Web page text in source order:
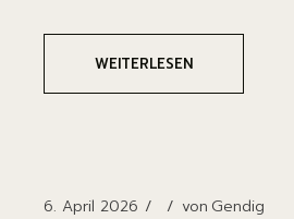
WEITERLESEN
6. April 2026 von Gendig